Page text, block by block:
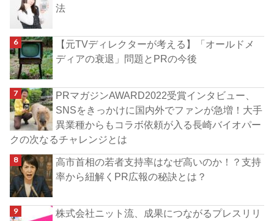
法
【元TVディレクターが考える】「オールドメ
ディアの衰退」問題とPRの今後
PRマガジンAWARD2022受賞インタビュー、
SNSをきっかけに国内外でファンが急増！大手
異業種からもコラボ依頼が入る長崎バイオパー
クの次なるチャレンジとは
高市首相の若者支持率はなぜ高いのか！？支持
率から紐解くPR広報の秘訣とは？
株式会社ニット流、成果につながるプレスリリ